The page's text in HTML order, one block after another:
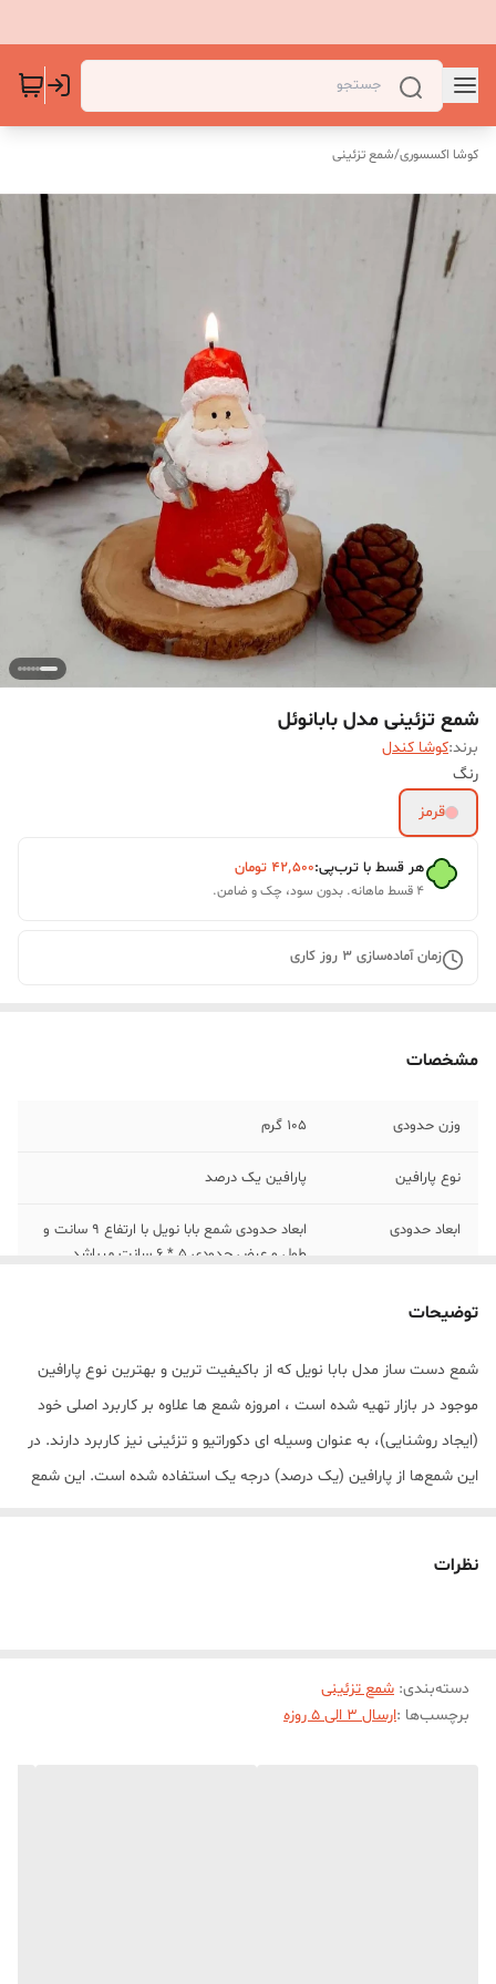
کوشا اکسسوری/شمع تزئینی
شمع تزئینی مدل بابانوئل
برند:کوشا کندل
رنگ
قرمز
هر قسط با ترب‌پی:۴۲٬۵۰۰ تومان
۴ قسط ماهانه. بدون سود، چک و ضامن.
زمان آماده‌سازی 3 روز کاری
مشخصات
وزن حدودی 105 گرم
نوع پارافین پارافین یک درصد
ابعاد حدودی
ابعاد حدودی شمع بابا نویل با ارتفاع 9 سانت و
طول و عرض حدودی 5 * 6 سانت میباشد.
توضیحات
شمع دست ساز مدل بابا نویل که از باکیفیت ترین و بهترین نوع پارافین
موجود در بازار تهیه شده است ، امروزه شمع ها علاوه بر کاربرد اصلی خود
(ایجاد روشنایی)، به عنوان وسیله ای دکوراتیو و تزئینی نیز کاربرد دارند. در
این شمع‌ها از پارافین (یک درصد) درجه یک استفاده شده است. این شمع
نظرات
دسته‌بندی: شمع تزئینی
برچسب‌ها :ارسال 3 الی 5 روزه